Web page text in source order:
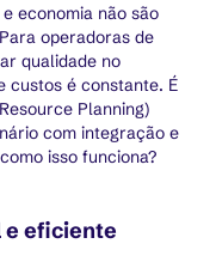
economia não são
operadoras de
qualidade no
custos é constante. É
Planning)
com integração e
isso funciona?
e eficiente